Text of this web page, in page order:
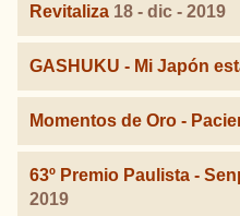
Revitaliza 18 - dic - 2019
GASHUKU - Mi Japón
Momentos de Oro -
63º Premio Paulista -
2019